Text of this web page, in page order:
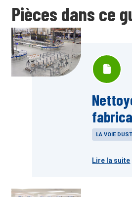
Pièces dans ce
LA VOIE
Lire la suite